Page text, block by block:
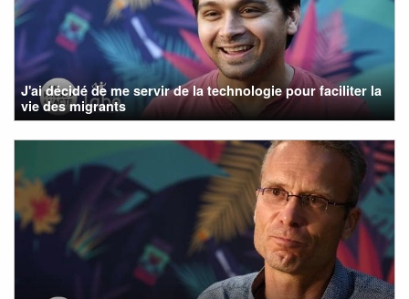
J'ai décidé de me servir de la technologie pour faciliter la
vie des migrants